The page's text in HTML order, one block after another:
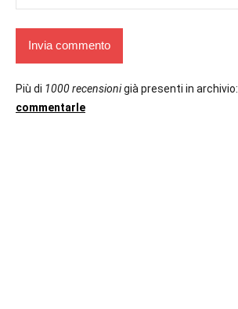
Più di 1000 recensionigià presenti in archivio:
commentarle